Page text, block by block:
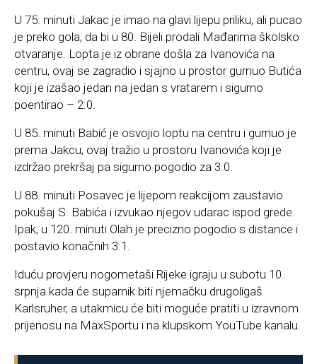
U 75. minuti Jakac je imao na glavi lijepu priliku, ali pucao
je preko gola, da bi u 80. Bijeli prodali Mađarima školsko
otvaranje. Lopta je iz obrane došla za Ivanovića na
centru, ovaj se zagradio i sjajno u prostor gurnuo Butića
koji je izašao jedan na jedan s vratarem i sigurno
poentirao – 2:0.
U 85. minuti Babić je osvojio loptu na centru i gurnuo je
prema Jakcu, ovaj tražio u prostoru Ivanovića koji je
izdržao prekršaj pa sigurno pogodio za 3:0.
U 88. minuti Posavec je lijepom reakcijom zaustavio
pokušaj S. Babića i izvukao njegov udarac ispod grede.
Ipak, u 120. minuti Olah je precizno pogodio s distance i
postavio konačnih 3:1.
Iduću provjeru nogometaši Rijeke igraju u subotu 10.
srpnja kada će suparnik biti njemačku drugoligaš
Karlsruher, a utakmicu će biti moguće pratiti u izravnom
prijenosu na MaxSportu i na klupskom YouTube kanalu.